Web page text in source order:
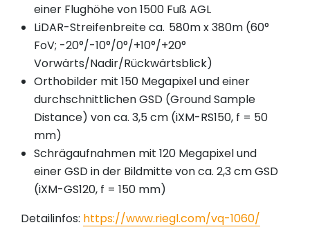
einer Flughöhe von 1500 Fuß AGL
LiDAR-Streifenbreite ca. 580m x 380m (60°
FoV; -20°/-10°/0°/+10°/+20°
Vorwärts/Nadir/Rückwärtsblick)
Orthobilder mit 150 Megapixel und einer
durchschnittlichen GSD (Ground Sample
Distance) von ca. 3,5 cm (iXM-RS150, f = 50
mm)
Schrägaufnahmen mit 120 Megapixel und
einer GSD in der Bildmitte von ca. 2,3 cm GSD
(iXM-GS120, f = 150 mm)
Detailinfos: https://www.riegl.com/vq-1060/